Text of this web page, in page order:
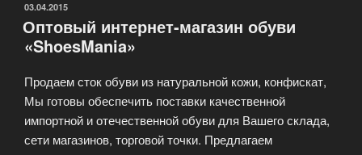
при
выборе
ОПУБЛИКОВАНО
03.04.2015
Оптовый интернет-магазин обуви
«ShoesMania»
Продаем сток обуви из натуральной кожи, конфискат,
Мы готовы обеспечить поставки качественной
импортной и отечественной обуви для Вашего склада,
сети магазинов, торговой точки. Предлагаем